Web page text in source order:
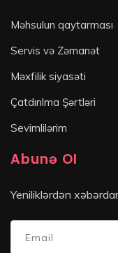
Məhsulun qaytarması
Servis və Zəmanət
Məxfilik siyasəti
Çatdırılma Şərtləri
Sevimlilərim
Abunə Ol
Yeniliklərdən